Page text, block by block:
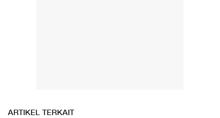
ARTIKEL TERKAIT